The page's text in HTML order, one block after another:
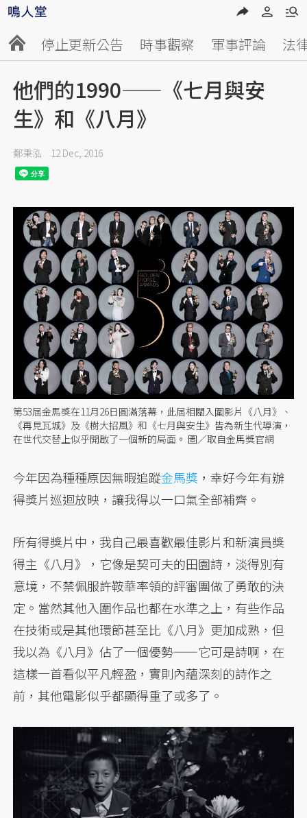
停止更新公告 時事觀察 軍事評論 法
他們的1990——《七月與安
生》和《八月》
鄭秉泓 12 Dec, 2016
第53屆金馬獎在11月26日圓滿落幕，此屆相關入圍影片《八月》、
《再見瓦城》及《樹大招風》和《七月與安生》皆為新生代導演，
在世代交替上似乎開啟了一個新的局面。 圖／取自金馬獎官網
今年因為種種原因無暇追蹤金馬獎 ，幸好今年有辦
得獎片巡迴放映，讓我得以一口氣全部補齊。
所有得獎片中，我自己最喜歡最佳影片和新演員獎
得主《八月》，它像是契可夫的田園詩，淡得別有
意境，不禁佩服許鞍華率領的評審團做了勇敢的決
定。當然其他入圍作品也都在水準之上，有些作品
在技術或是其他環節甚至比《八月》更加成熟，但
我以為《八月》佔了一個優勢——它可是詩啊，在
這樣一首看似平凡輕盈，實則內蘊深刻的詩作之
前，其他電影似乎都顯得重了或多了。